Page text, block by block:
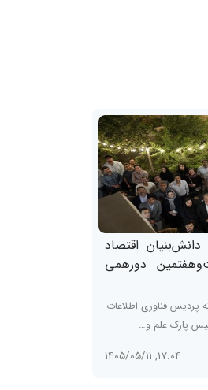
اقتصاد
دورهمی
فناوری اطلاعات
۱۷:۰۴, ۱۴۰۵/۰۵/۱۱